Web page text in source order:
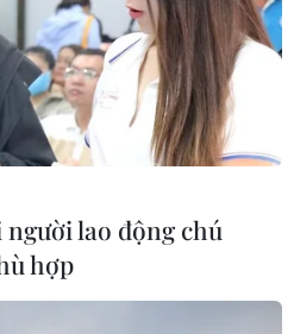
lao động chú
hợp